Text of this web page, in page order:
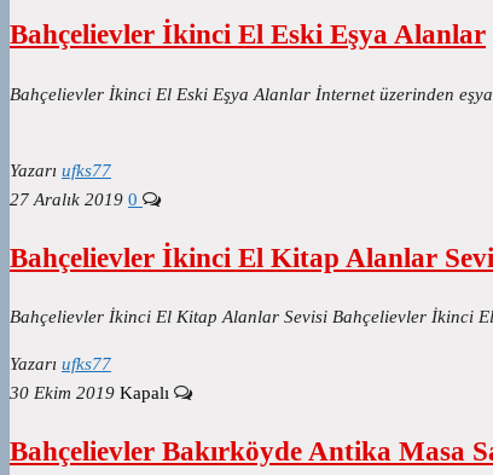
Bahçelievler İkinci El Eski Eşya Alanlar
Bahçelievler İkinci El Eski Eşya Alanlar İnternet üzerinden
Yazarı ufks77
27 Aralık 2019 0
Bahçelievler İkinci El Kitap Alanlar
Bahçelievler İkinci El Kitap Alanlar Sevisi Bahçelievler İkinci
Yazarı ufks77
30 Ekim 2019 Kapalı
Bahçelievler Bakırköyde Antika Masa